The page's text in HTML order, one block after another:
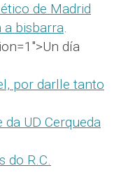
de Madrid
a bisbarra.
día
por darlle tanto
UD Cerqueda
do R.C.